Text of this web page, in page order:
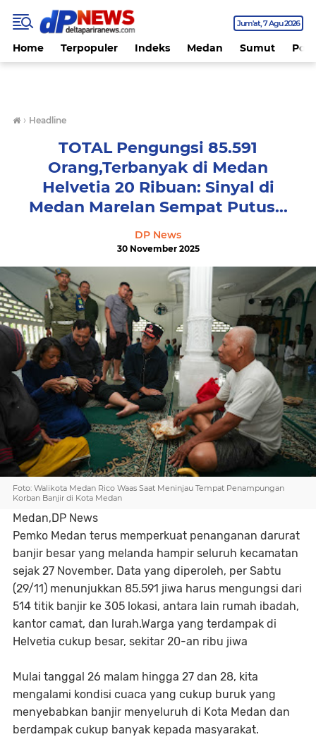
Jum'at 7 Agu 2026
Home Terpopuler Indeks Medan Sumut
› Headline
TOTAL Pengungsi 85.591
Orang,Terbanyak di Medan
Helvetia 20 Ribuan: Sinyal di
Medan Marelan Sempat Putus...
DP News
30 November 2025
Foto: Walikota Medan Rico Waas Saat Meninjau Tempat Penampungan
Korban Banjir di Kota Medan
Medan,DP News
Pemko Medan terus memperkuat penanganan darurat
banjir besar yang melanda hampir seluruh kecamatan
sejak 27 November. Data yang diperoleh, per Sabtu
(29/11) menunjukkan 85.591 jiwa harus mengungsi dari
514 titik banjir ke 305 lokasi, antara lain rumah ibadah,
kantor camat, dan lurah.Warga yang terdampak di
Helvetia cukup besar, sekitar 20-an ribu jiwa
Mulai tanggal 26 malam hingga 27 dan 28, kita
mengalami kondisi cuaca yang cukup buruk yang
menyebabkan banjir menyeluruh di Kota Medan dan
berdampak cukup banyak kepada masyarakat.